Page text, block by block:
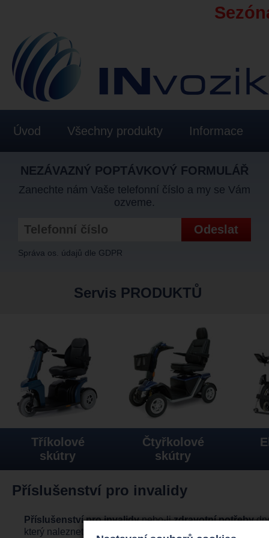
Úvod Všechny produkty Informace
NEZÁVAZNÝ POPTÁVKOVÝ FORMULÁŘ
Zanechte nám Vaše telefonní číslo a my se Vám
ozveme.
Správa os. údajů dle GDPR
Servis PRODUKTŮ
Tříkolové
skútry
Čtyřkolové
skútry
Příslušenství pro invalidy
Příslušenství pro invalidynebo-lizdravotní potřeby
který naleznete na
http://www.invoziky.cz/produkty/